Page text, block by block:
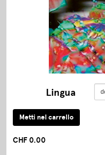
Lingua
CHF 0.00